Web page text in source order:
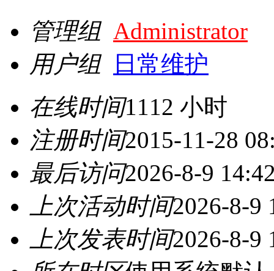
管理组 Administrator
用户组
日常维护
在线时间1112 小时
注册时间2015-11-28
最后访问2026-8-9
上次活动时间2026-8-9
上次发表时间2026-8-9